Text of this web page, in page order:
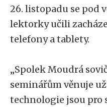
26. listopadu se pod
lektorky učili
telefony a tablety.
„Spolek Moudrá
seminářům věnuje
technologie jsou pro